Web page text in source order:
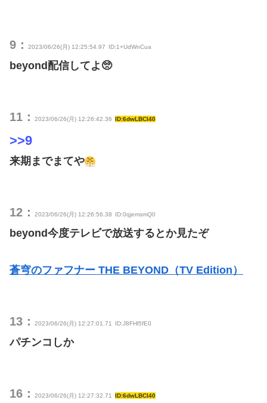
9： 2023/06/26(月) 12:25:54.97 ID:1+UdWnCua
beyond配信してよ🥺
11： 2023/06/26(月) 12:26:42.36 ID:6dwLBCI40
>>9
来期までまてや
12： 2023/06/26(月) 12:26:56.38 ID:0qjemsmQ0
beyond今度テレビで放送するとか見たぞ
蒼穹のファフナー THE BEYOND（TV Edition）
13： 2023/06/26(月) 12:27:01.71 ID:J8FHl5fE0
パチンコしか
16： 2023/06/26(月) 12:27:32.71 ID:6dwLBCI40